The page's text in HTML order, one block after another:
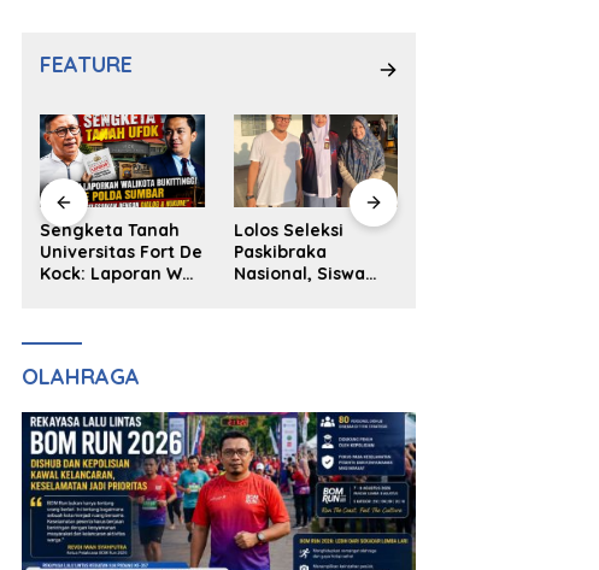
FEATURE
Sengketa Tanah
Universitas Fort De
Kock: Laporan Wali
Harapan Akan
Lolos Seleksi
Paskibraka
Nasional, Siswa
OLAHRAGA